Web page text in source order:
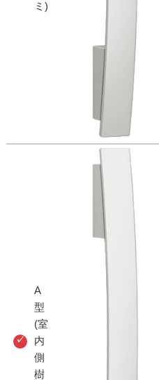
ミ)
A
型
(室
内
側
樹